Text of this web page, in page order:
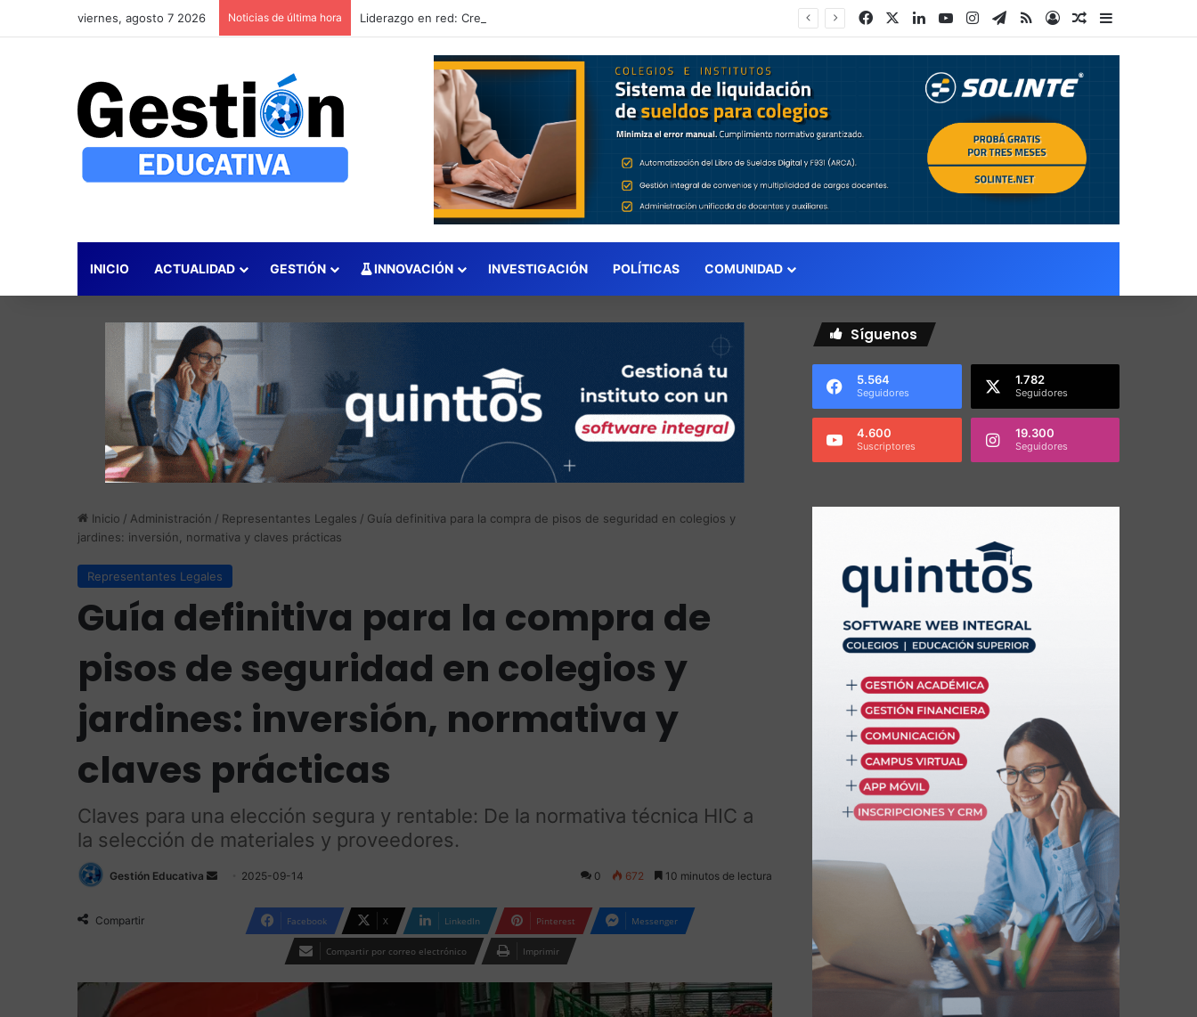
viernes, agosto 7 2026 Noticias de última hora FacebookLinkedInYouTubeInstagram
Telegram
RSSAccesoPublicación al
Barra lateral
INICIO ACTUALIDAD GESTIÓN INNOVACIÓN INVESTIGACIÓN POLÍTICAS COMUNIDAD
Inicio / Administración / Representantes Legales / Guía definitiva para la compra de pisos de seguridad en colegios y
jardines: inversión, normativa y claves prácticas
Representantes Legales
Guía definitiva para la compra de
pisos de seguridad en colegios y
jardines: inversión, normativa y
claves prácticas
Claves para una elección segura y rentable: De la normativa técnica HIC a
la selección de materiales y proveedores.
Gestión Educativa
Send 2025-09-14 0 672 10 minutos de lectura
Compartir Facebook X LinkedIn Pinterest Messenger
Compartir por correo electrónico Imprimir
Síguenos
5.564
Seguidores
1.782
Seguidores
4.600
Suscriptores
19.300
Seguidores